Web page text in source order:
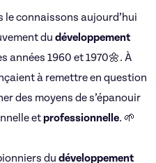
le connaissons aujourd’hui
du développement
années 1960 et 1970🌼. À
à remettre en question
des moyens de s’épanouir
etprofessionnelle. 🌱
du développement